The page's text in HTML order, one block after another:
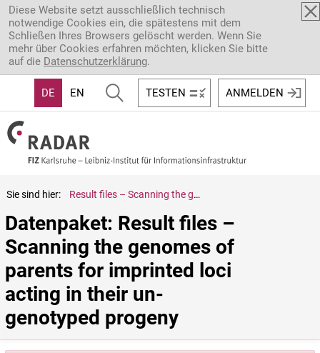
Direkt zum Inhalt
Diese Website setzt ausschließlich technisch
notwendige Cookies ein, die spätestens mit dem
Schließen Ihres Browsers gelöscht werden. Wenn Sie
mehr über Cookies erfahren möchten, klicken Sie bitte
auf die Datenschutzerklärung.
DE EN TESTEN ANMELDEN
Sie sind hier: Result files – Scanning the genomes of parents for imprinted loci acting in their un-genotyped progeny
Datenpaket: Result files –
Scanning the genomes of
parents for imprinted loci
acting in their un-
genotyped progeny